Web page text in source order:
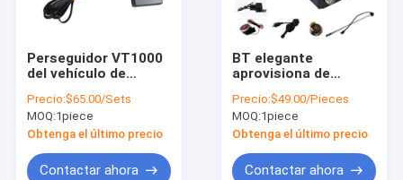
Perseguidor VT1000
del vehículo de
con la batería
recargable
incorporada 850mAh
Precio:$65.00/Sets
MOQ:1piece
Obtenga el último precio
Contactar ahora
BT elegante
aprovisiona de
perseguidor portátil
de Monitering GPS
para el vehículo G/M
900MHz del coche
Precio:$49.00/Pieces
MOQ:1piece
Obtenga el último precio
Contactar ahora